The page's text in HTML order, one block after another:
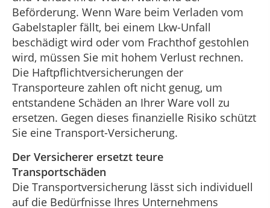
Beförderung. Wenn Ware beim Verladen vom
Gabelstapler fällt, bei einem Lkw-Unfall
beschädigt wird oder vom Frachthof gestohlen
wird, müssen Sie mit hohem Verlust rechnen.
Die Haftpflichtversicherungen der
Transporteure zahlen oft nicht genug, um
entstandene Schäden an Ihrer Ware voll zu
ersetzen. Gegen dieses finanzielle Risiko schützt
Sie eine Transport-Versicherung.
Der Versicherer ersetzt teure
Transportschäden
Die Transportversicherung lässt sich individuell
auf die Bedürfnisse Ihres Unternehmens